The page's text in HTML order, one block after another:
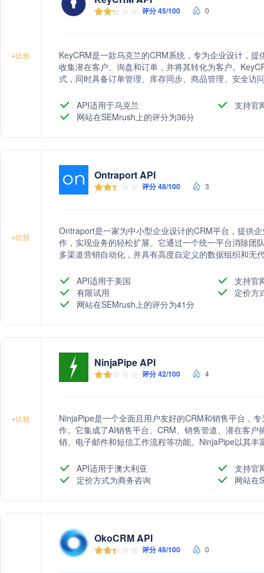
+比较
评分 45/100 0
KeyCRM是一款乌克兰的CRM系统，专为企业设计，
收集潜在客户、询盘和订单，并将其转化为客户。
式，同时具备订单管理、库存同步、商品管理、安全访
API适用于乌克兰
支持官
网站在SEMrush上的评分为36分
+比较
Ontraport API
评分 48/100 3
Ontraport是一家为中小型企业设计的CRM平台，提供
作，实现业务的轻松扩展。它通过一个统一平台消除团
多渠道营销自动化，并具有高度自定义的数据组织和无
API适用于美国
支持官
有限试用
定价方
网站在SEMrush上的评分为41分
+比较
NinjaPipe API
评分 42/100 4
NinjaPipe是一个全面且用户友好的CRM和销售平台，
作。它集成了AI销售平台、CRM、销售管道、潜在客
销、电子邮件和短信工作流程等功能。NinjaPipe以其
API适用于澳大利亚
支持官
定价方式为商务咨询
网站在
OkoCRM API
评分 48/100 0